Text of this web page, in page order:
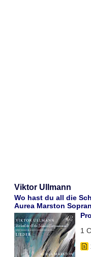
Viktor Ullmann
Wo hast du all die
Aurea Marston
1